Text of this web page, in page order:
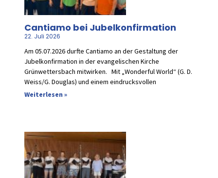
Cantiamo bei Jubelkonfirmation
22. Juli 2026
Am 05.07.2026 durfte Cantiamo an der Gestaltung der
Jubelkonfirmation in der evangelischen Kirche
Grünwettersbach mitwirken. Mit „Wonderful World“ (G. D.
Weiss/G. Douglas) und einem eindrucksvollen
Weiterlesen »